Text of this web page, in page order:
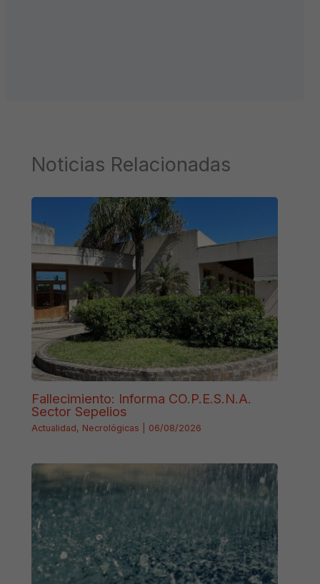
Noticias Relacionadas
Fallecimiento: Informa CO.P.E.S.N.A.
Sector Sepelios
Actualidad, Necrológicas 06/08/2026